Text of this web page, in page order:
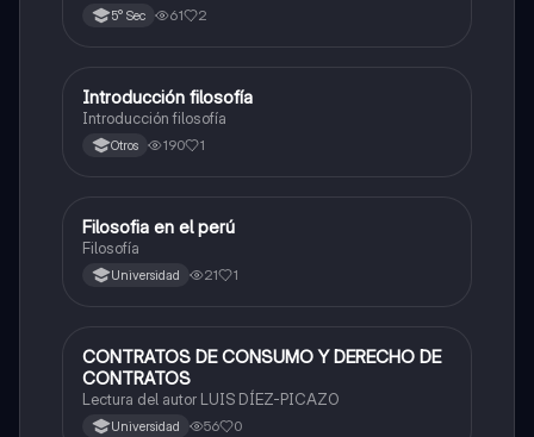
5° Sec 61 2
Desarrollo Personal, Ciudadanía y Cívica
Introducción filosofía
Introducción filosofía
Otros 190 1
Desarrollo Personal, Ciudadanía y Cívica
Filosofia en el perú
Filosofía
Universidad 21 1
Desarrollo Personal, Ciudadanía y Cívica
CONTRATOS DE CONSUMO Y DERECHO DE
CONTRATOS
Lectura del autor LUIS DÍEZ-PICAZO
Universidad 56 0